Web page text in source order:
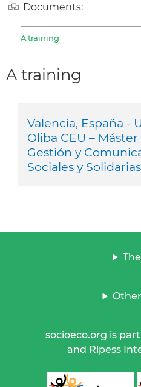
Documents:
A training
A training
Valencia, España -
Oliba CEU –
Gestión y
Sociales y Solidarias
socioeco.org is
and Ripess